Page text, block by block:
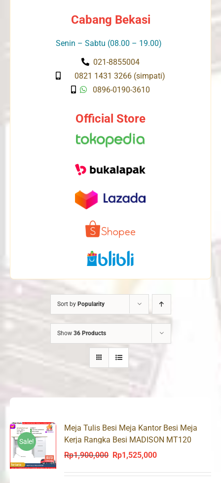
Cabang Bekasi
Senin – Sabtu (08.00 – 19.00)
021-8855004
0821 1431 3266 (simpati)
0896-0190-3610
Official Store
Sort by Popularity
Show 36 Products
Sale!
Meja Tulis Besi Meja Kantor Besi Meja
Kerja Rangka Besi MADISON MT120
Rp1,900,000
Original
Rp1,525,000Current